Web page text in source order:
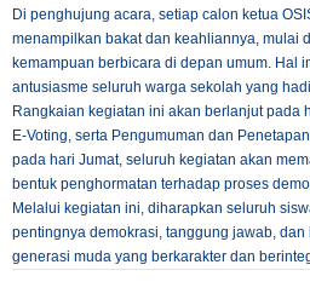
Di penghujung acara, setiap calon ketua
menampilkan bakat dan keahliannya, mulai
kemampuan berbicara di depan umum. Hal
antusiasme seluruh warga sekolah yang
Rangkaian kegiatan ini akan berlanjut pada
E-Voting, serta Pengumuman dan
pada hari Jumat, seluruh kegiatan akan
bentuk penghormatan terhadap proses
Melalui kegiatan ini, diharapkan seluruh
pentingnya demokrasi, tanggung jawab,
generasi muda yang berkarakter dan